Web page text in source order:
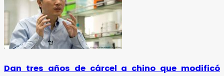
Dan tres años de cárcel a chino que modificó